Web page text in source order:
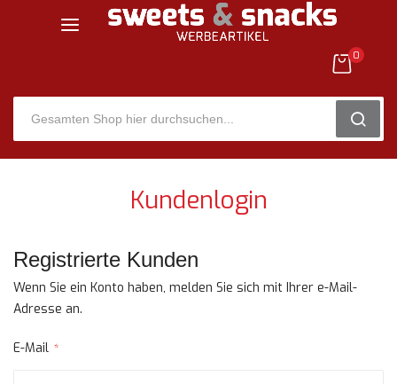
0
Kundenlogin
Registrierte Kunden
Wenn Sie ein Konto haben, melden Sie sich mit Ihrer e-Mail-
Adresse an.
E-Mail